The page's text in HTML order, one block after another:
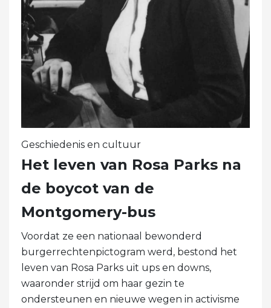
Geschiedenis en cultuur
Het leven van Rosa Parks na
de boycot van de
Montgomery-bus
Voordat ze een nationaal bewonderd
burgerrechtenpictogram werd, bestond het
leven van Rosa Parks uit ups en downs,
waaronder strijd om haar gezin te
ondersteunen en nieuwe wegen in activisme